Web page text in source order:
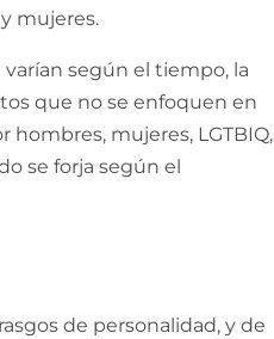
mujeres.
según el tiempo, la
que no se enfoquen en
mujeres, LGTBIQ,
se forja según el
de personalidad, y de